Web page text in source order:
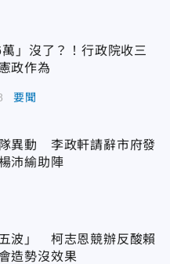
萬」沒了？！行政院收三
政作為
要聞
異動 李政軒請辭市府發
沛緰助陣
波」 柯志恩競辦反酸賴
造勢沒效果